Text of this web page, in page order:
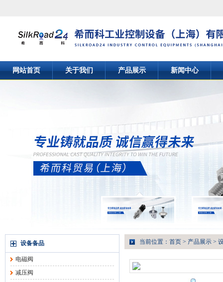
网站首页 关于我们 产品展示 新闻中心
设备备品
电磁阀
减压阀
当前位置： 首页 > 产品展示 >